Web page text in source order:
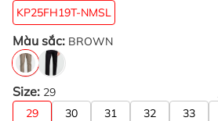
KP25FH19T-NMSL
Màu sắc: BROWN
Size: 29
29 30 31 32 33